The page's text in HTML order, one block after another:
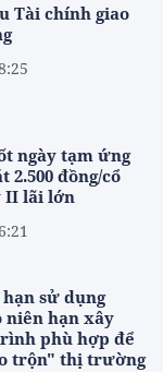
Tài chính giao
ngày tạm ứng
2.500 đồng/cổ
II lãi lớn
sử dụng
niên hạn xây
phù hợp để
trộn" thị trường